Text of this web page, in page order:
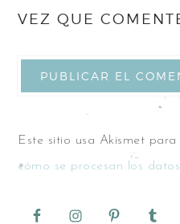
VEZ QUE
Este sitio usa Akismet para
cómo se procesan los